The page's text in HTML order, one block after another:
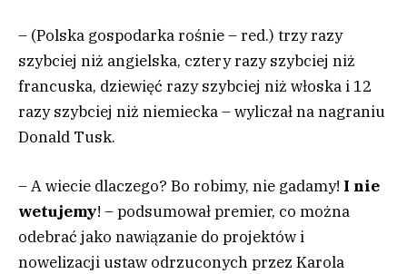
– (Polska gospodarka rośnie – red.) trzy razy
szybciej niż angielska, cztery razy szybciej niż
francuska, dziewięć razy szybciej niż włoska i 12
razy szybciej niż niemiecka – wyliczał na nagraniu
Donald Tusk.
– A wiecie dlaczego? Bo robimy, nie gadamy! I nie
wetujemy! – podsumował premier, co można
odebrać jako nawiązanie do projektów i
nowelizacji ustaw odrzuconych przez Karola